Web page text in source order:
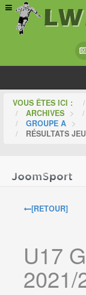
VOUS ÊTES ICI :
ARCHIVES >
GROUPE A >
RÉSULTATS
[RETOUR]
U17
2021/